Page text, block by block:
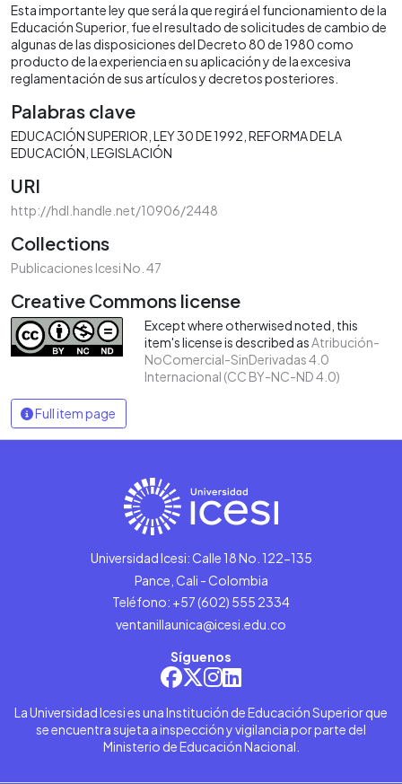
Esta importante ley que será la que regirá el funcionamiento de la
Educación Superior, fue el resultado de solicitudes de cambio de
algunas de las disposiciones del Decreto 80 de 1980 como
producto de la experiencia en su aplicación y de la excesiva
reglamentación de sus artículos y decretos posteriores.
Palabras clave
EDUCACIÓN SUPERIOR LEY 30 DE 1992 REFORMA DE LA
EDUCACIÓN LEGISLACIÓN
URI
http://hdl.handle.net/10906/2448
Collections
Publicaciones Icesi No. 47
Creative Commons license
Except where otherwised noted, this
item's license is described asAtribución-
NoComercial-SinDerivadas 4.0
Internacional (CC BY-NC-ND 4.0)
Full item page
Universidad Icesi: Calle 18 No. 122-135
Pance, Cali - Colombia
Teléfono: +57 (602) 555 2334
ventanillaunica@icesi.edu.co
Síguenos
La Universidad Icesi es una Institución de Educación Superior que
se encuentra sujeta a inspección y vigilancia por parte del
Ministerio de Educación Nacional.